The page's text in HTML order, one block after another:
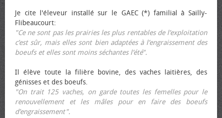
Je cite l'éleveur installé sur le GAEC (*) familial à Sailly-
Flibeaucourt:
"Ce ne sont pas les prairies les plus rentables de l’exploitation
c’est sûr, mais elles sont bien adaptées à l’engraissement des
bœufs et elles sont moins séchantes l’été".
Il élève toute la filière bovine, des vaches laitières, des
génisses et des bœufs.
"On trait 125 vaches, on garde toutes les femelles pour le
renouvellement et les mâles pour en faire des bœufs
d’engraissement".